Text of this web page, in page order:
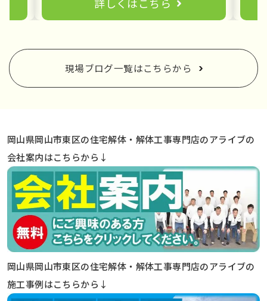
詳しくはこちら
現場ブログ一覧はこちらから
岡山県岡山市東区の住宅解体・解体工事専門店のアライブの
会社案内はこちらから↓
岡山県岡山市東区の住宅解体・解体工事専門店のアライブの
施工事例はこちらから↓